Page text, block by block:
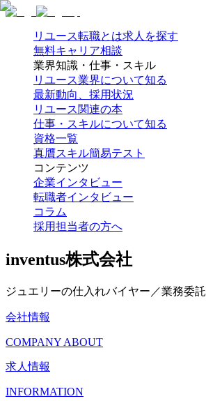
リユース転職とは求人を探す
無料キャリア相談
業界知識・仕事・スキル
リユース業界について知る
最新動向、採用状況
リユース関連の本
仕事・スキルについて知る
資格一覧
真贋スキル簡易テスト
コンテンツ
企業インタビュー
転職者インタビュー
コラム
採用担当者の方へ
inventus株式会社
ジュエリーの仕入れバイヤー／業務委託
会社情報
COMPANY ABOUT
求人情報
INFORMATION